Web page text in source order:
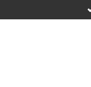
direct